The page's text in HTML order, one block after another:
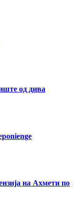
од дива
на Ахмети по